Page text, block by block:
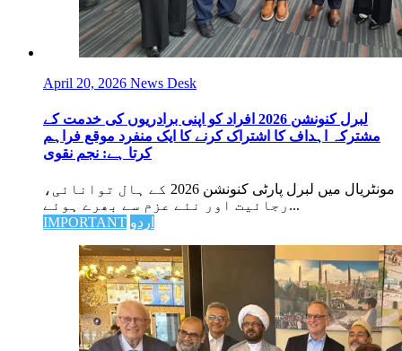
April 20, 2026 News Desk
لبرل کنونشن 2026 افراد کو اپنی برادریوں کی خدمت کے
مشترکہ اہداف کا اشتراک کرنے کا ایک منفرد موقع فراہم
کرتا ہے: نجم نقوی
مونٹریال میں لبرل پارٹی کنونشن 2026 کے ہال توانائی،
رجائیت اور نئے عزم سے بھرے ہوئے...
IMPORTANT اردو